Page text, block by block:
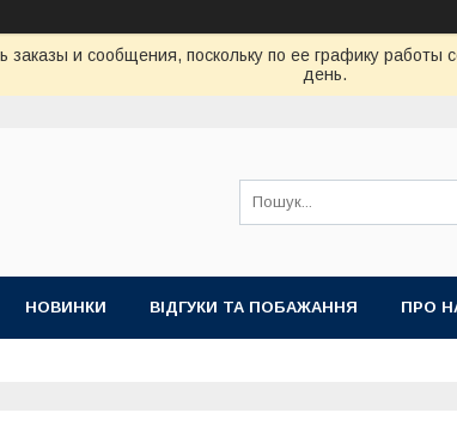
и сообщения, поскольку по ее графику
день.
НОВИНКИ ВІДГУКИ ТА ПОБАЖАННЯ ПРО